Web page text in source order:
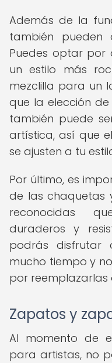
Además de la
también
Puedes optar por
un estilo más
mezclilla para un
que la elección
también puede
artística, así que
se ajusten a tu
Por último, es
de las chaquetas
reconocidas
duraderos y
podrás disfrutar
mucho tiempo y
por reemplazarlas
Zapatos y
Al momento de
para artistas, no